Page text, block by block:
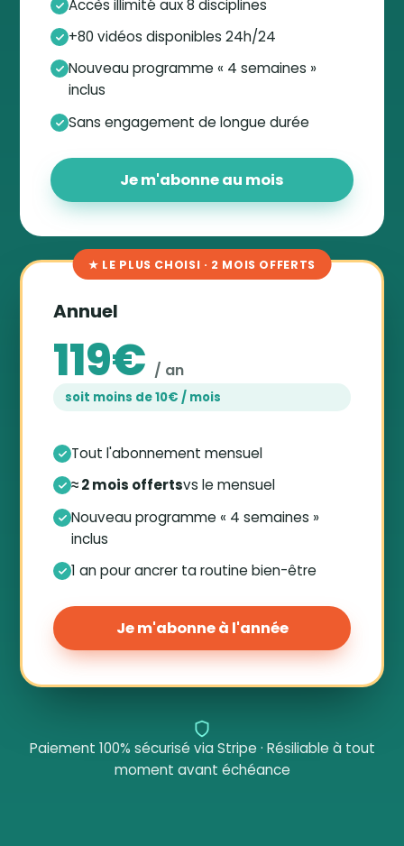
Accès illimité aux 8 disciplines
+80 vidéos disponibles 24h/24
Nouveau programme « 4 semaines »
inclus
Sans engagement de longue durée
Je m'abonne au mois
★ LE PLUS CHOISI · 2 MOIS OFFERTS
Annuel
119€ / an
soit moins de 10€ / mois
Tout l'abonnement mensuel
≈ 2 mois offertsvs le mensuel
Nouveau programme « 4 semaines »
inclus
1 an pour ancrer ta routine bien-être
Je m'abonne à l'année
Paiement 100% sécurisé via Stripe · Résiliable à tout
moment avant échéance